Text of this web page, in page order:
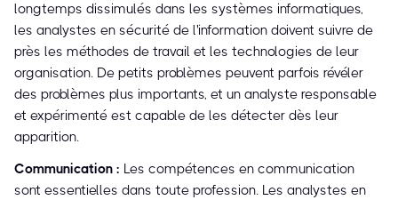
longtemps dissimulés dans les systèmes informatiques,
les analystes en sécurité de l'information doivent suivre de
près les méthodes de travail et les technologies de leur
organisation. De petits problèmes peuvent parfois révéler
des problèmes plus importants, et un analyste responsable
et expérimenté est capable de les détecter dès leur
apparition.
Communication : Les compétences en communication
sont essentielles dans toute profession. Les analystes en